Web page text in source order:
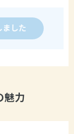
ました
魅力